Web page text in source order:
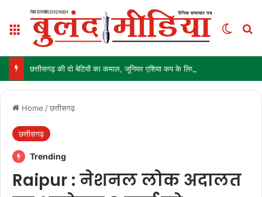
Menu
Home /छत्तीसगढ़
छत्तीसगढ़
Trending
Raipur : नेशनल लोक अदालत